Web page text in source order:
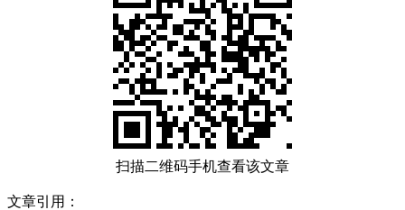
扫描二维码手机查看该文章
文章引用：